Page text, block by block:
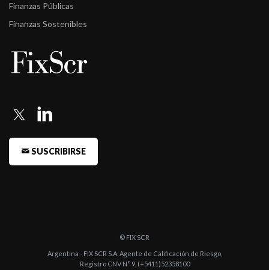
Finanzas Públicas
Finanzas Sostenibles
SUSCRIBIRSE
© FIX SCR
Argentina - FIX SCR S.A. Agente de Calificación de Riesgo,
Registro CNV N° 9, (+5411)52358100